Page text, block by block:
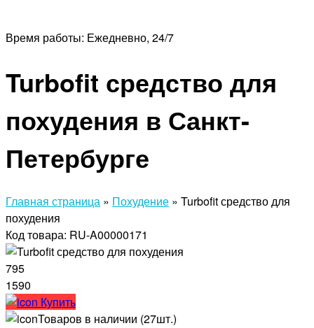
Время работы: Ежедневно, 24/7
Turbofit средство для
похудения в Санкт-
Петербурге
Главная страница » Похудение » Turbofit средство для
похудения
Код товара: RU-A00000171
795
1590
Купить
Товаров в наличии (27шт.)